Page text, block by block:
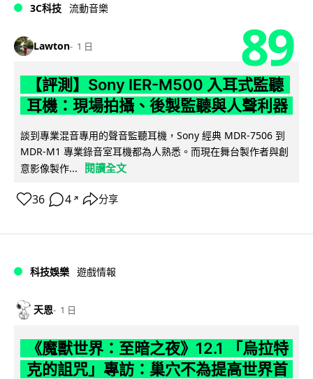
3C科技 流動音樂
Lawton 1 日 89
【評測】Sony IER-M500 入耳式監聽
耳機：現場拍攝、後製監聽與人聲利器
談到專業混音專用的聲音監聽耳機，Sony 經典 MDR-7506 到
MDR-M1 專業錄音室耳機都為人熟悉。而現在舞台製作者與創
意影像製作...
閱讀全文
36 4 ↗ 分享
科技娛樂 遊戲情報
天恩 1 日
《魔獸世界：至暗之夜》12.1 「烏拉特
克的詛咒」專訪：巢穴不為提高世界首